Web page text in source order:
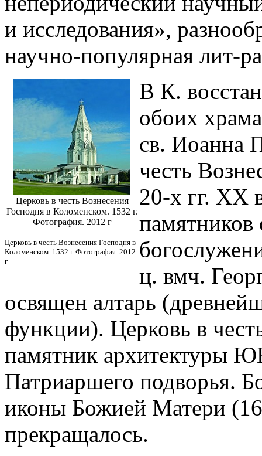
и исследования»,
научно-популярная лит-
Церковь в честь Вознесения
Господня в Коломенском. 1532 г.
Фотография. 2012 г
Церковь в честь Вознесения Господня в
Коломенском. 1532 г. Фотография. 2012
г
В К.
обоих
св. Иоанна
честь
20-х гг. XX
памятников
ц. вмч.
освящен алтарь
функции). Церковь в
памятник архитектуры
Патриаршего подворья.
иконы Божией Матери
прекращалось.